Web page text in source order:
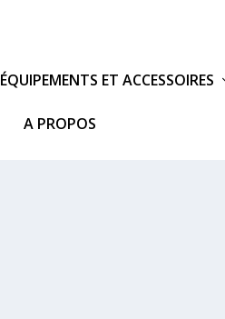
ÉQUIPEMENTS ET ACCESSOIRES
A PROPOS